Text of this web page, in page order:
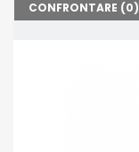
CONFRONTARE (0)